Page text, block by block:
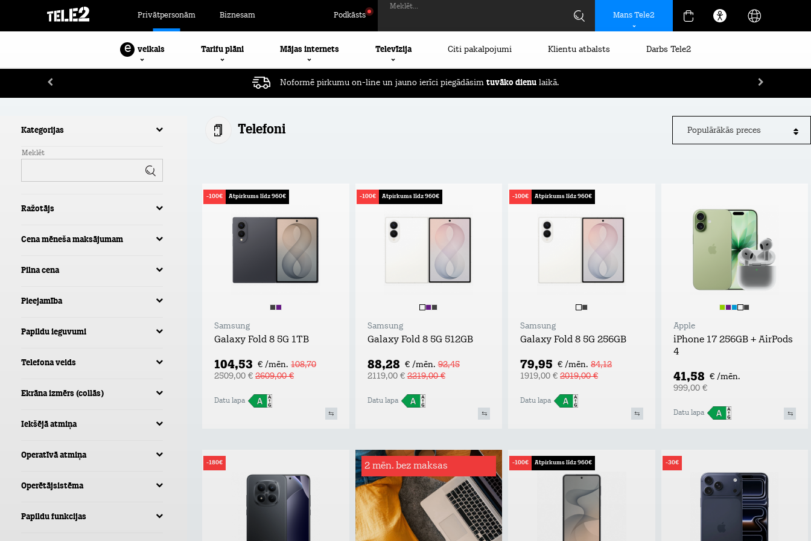
Privātpersonām Biznesam Podkāsts
Meklēt...
Mans Tele2
e veikals Tarifu plāni Mājas internets Televīzija Citi pakalpojumi Klientu atbalsts Darbs Tele2
Noformē pirkumu on-line un jauno ierīci piegādāsim tuvāko dienu laikā.
Kategorijas
Meklēt
Ražotājs
Cena mēneša maksājumam
Pilna cena
Pieejamība
Papildu ieguvumi
Telefona veids
Ekrāna izmērs (collās)
Iekšējā atmiņa
Operatīvā atmiņa
Operētājsistēma
Papildu funkcijas
Telefoni Populārākās preces
-100€ Atpirkums līdz 960€
Samsung
Galaxy Fold 8 5G 1TB
104,53 € /mēn. 108,70
2509,00 € 2609,00 €
Datu lapa
-100€ Atpirkums līdz 960€
Samsung
Galaxy Fold 8 5G 512GB
88,28 € /mēn. 92,45
2119,00 €2219,00 €
Datu lapa
-100€ Atpirkums līdz 960€
Samsung
Galaxy Fold 8 5G 256GB
79,95 € /mēn. 84,12
1919,00 € 2019,00 €
Datu lapa
Apple
iPhone 17 256GB + AirPods
4
41,58 € /mēn.
999,00 €
Datu lapa
-180€ 2 mēn. bez maksas
Rēķinu
apdrošināšana
Tavs atbalsta plecs bezdarba vai
ilgstošas darba nespējas gadījumā!
Apdrošināšanas summa: rēķina
-100€ Atpirkums līdz 960€ -30€